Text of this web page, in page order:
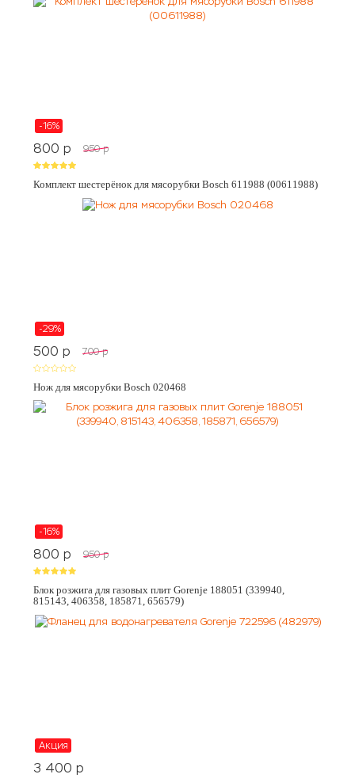
-16%
800 p 950 p
Комплект шестерёнок для мясорубки Bosch 611988 (00611988)
-29%
500 p 700 p
Нож для мясорубки Bosch 020468
-16%
800 p 950 p
Блок розжига для газовых плит Gorenje 188051 (339940,
815143, 406358, 185871, 656579)
Акция
3 400 p